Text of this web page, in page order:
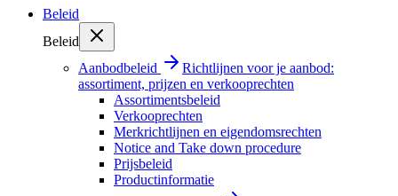
Beleid
Beleid
Aanbodbeleid
Richtlijnen voor je aanbod:
assortiment, prijzen en verkooprechten
Assortimentsbeleid
Verkooprechten
Merkrichtlijnen en eigendomsrechten
Notice and Take down procedure
Prijsbeleid
Productinformatie